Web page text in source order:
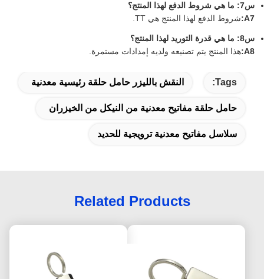
س7: ما هي شروط الدفع لهذا المنتج؟
A7: شروط الدفع لهذا المنتج هي TT.
س8: ما هي قدرة التوريد لهذا المنتج؟
A8: هذا المنتج يتم تصنيعه ولديه إمدادات مستمرة.
Tags: النقش بالليزر حامل حلقة رئيسية معدنية
حامل حلقة مفاتيح معدنية من النيكل من الخيزران
سلاسل مفاتيح معدنية ترويجية للحديد
Related Products